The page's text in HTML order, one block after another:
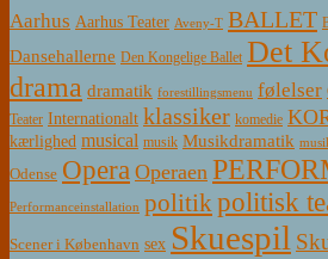
Aarhus Aarhus Teater Aveny-T BALLET
Dansehallerne Den Kongelige Ballet Det
drama dramatik forestillingsmenu følelser
Teater Internationalt klassiker komedie
kærlighed musical musik Musikdramatik
Odense Opera Operaen
Performanceinstallation politikpolitisk
Scener i København sex Skuespil